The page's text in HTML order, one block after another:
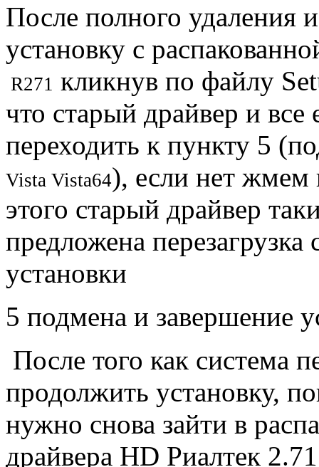
После полного удаления
установку с
R271 кликнув по файлу
что старый драйвер и
переходить к пункту 5
Vista Vista64), если нет жмем
этого старый драйвер
предложена
установки
5 подмена и завершение
После того как система
продолжить установку,
нужно снова зайти в
драйвера HD Риалтек